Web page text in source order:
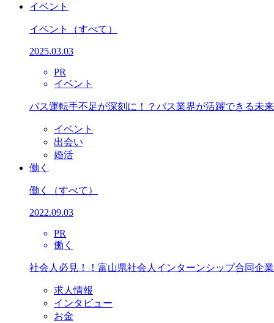
イベント
イベント （すべて）
2025.03.03
PR
イベント
バス運転手不足が深刻に！？バス業界が活躍できる未
イベント
出会い
婚活
働く
働く （すべて）
2022.09.03
PR
働く
社会人必見！！富山県社会人インターンシップ合同企
求人情報
インタビュー
お金